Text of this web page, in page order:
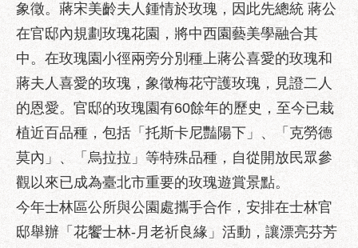
務
道
路
挖
掘
資
訊
聯
合
發
包
中
象徵。蔣宋美齡夫人鍾情於玫瑰，因此先總統 蔣公
在官邸內規劃玫瑰花園，將中西園藝美學融合其
中。在玫瑰園小徑兩旁分別種上蔣公喜愛的玫瑰和
蔣夫人喜愛的玫瑰，象徵梅花守護玫瑰，見證二人
的恩愛。官邸的玫瑰園有60餘年的歷史，至今已栽
植近百品種，包括「托斯卡尼豔陽下」、「克勞德
莫內」、「烏拉拉」等特殊品種，自從開放民眾參
觀以來已成為臺北市重要的玫瑰遊賞景點。
今年士林區公所與公園處攜手合作，安排在士林官
邸舉辦「花饗士林-月老祈良緣」活動，讓漂亮芬芳